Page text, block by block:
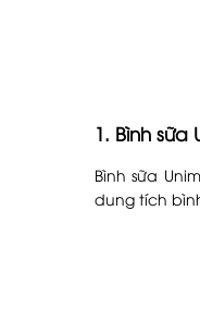
1. Bình
Bình sữa
dung tích